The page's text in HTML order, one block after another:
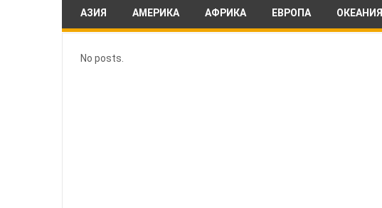
АЗИЯ АМЕРИКА АФРИКА ЕВРОПА ОКЕАНИЯ
No posts.